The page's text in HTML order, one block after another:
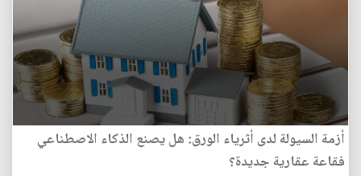
أزمة السيولة لدى أثرياء الورق: هل يصنع الذكاء الاصطناعي
فقاعة عقارية جديدة؟